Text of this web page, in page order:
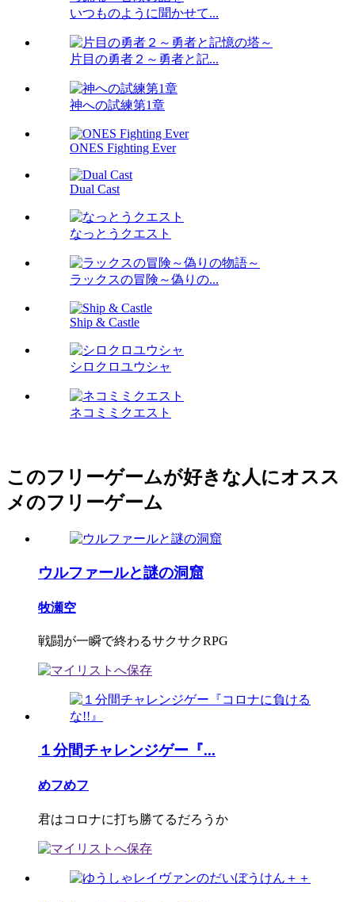
いつものように聞かせて...
片目の勇者２～勇者と記...
神への試練第1章
ONES Fighting Ever
Dual Cast
なっとうクエスト
ラックスの冒険～偽りの...
Ship & Castle
シロクロユウシャ
ネコミミクエスト
このフリーゲームが好きな人にオスス
メのフリーゲーム
ウルファールと謎の洞窟
牧瀬空
戦闘が一瞬で終わるサクサクRPG
１分間チャレンジゲー『...
めフめフ
君はコロナに打ち勝てるだろうか